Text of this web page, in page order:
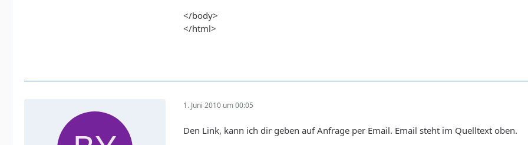
</body>
</html>
1. Juni 2010 um 00:05
Den Link, kann ich dir geben auf Anfrage per Email. Email steht im Quelltext oben.